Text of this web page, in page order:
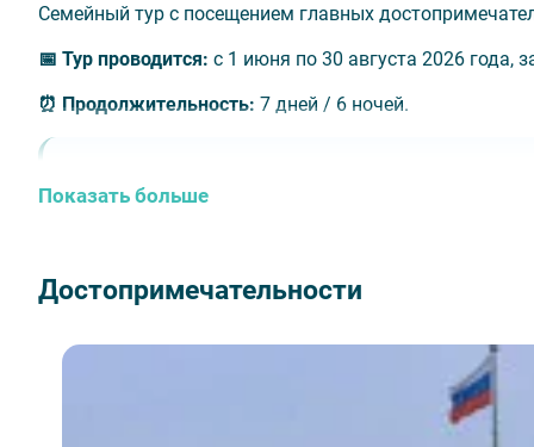
Семейный тур с посещением главных
📅 Тур проводится: с 1 июня по 30 августа 2026 года,
⏰ Продолжительность: 7 дней / 6 ночей.
Экскурсионное обслуживание;
Показать больше
Достопримечательности